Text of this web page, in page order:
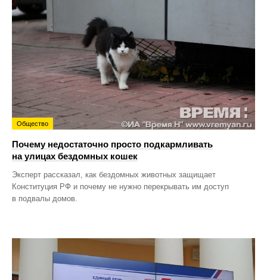
Общество
Почему недостаточно просто подкармливать
на улицах бездомных кошек
Эксперт рассказал, как бездомных животных защищает
Конституция РФ и почему не нужно перекрывать им доступ
в подвалы домов.